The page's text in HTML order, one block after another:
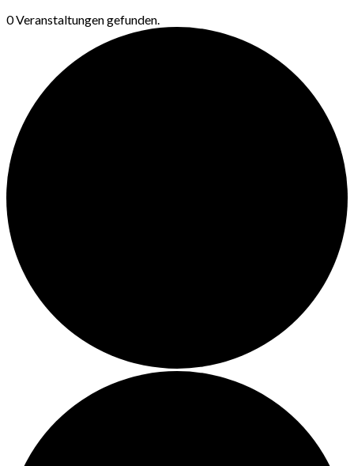
0 Veranstaltungen gefunden.